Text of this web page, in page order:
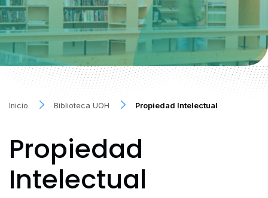
Inicio Biblioteca UOH Propiedad Intelectual
Propiedad
Intelectual